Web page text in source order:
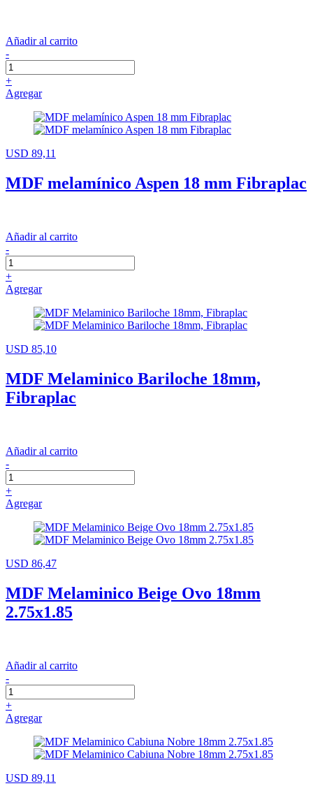
Añadir al carrito
-
+
Agregar
USD 89,11
MDF melamínico Aspen 18 mm Fibraplac
Añadir al carrito
-
+
Agregar
USD 85,10
MDF Melaminico Bariloche 18mm,
Fibraplac
Añadir al carrito
-
+
Agregar
USD 86,47
MDF Melaminico Beige Ovo 18mm
2.75x1.85
Añadir al carrito
-
+
Agregar
USD 89,11